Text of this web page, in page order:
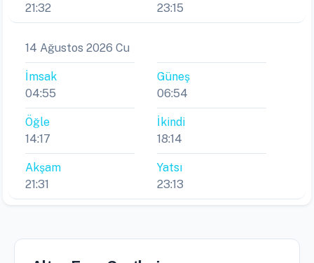
21:32
23:15
14 Ağustos 2026 Cu
İmsak
04:55
Güneş
06:54
Öğle
14:17
İkindi
18:14
Akşam
21:31
Yatsı
23:13